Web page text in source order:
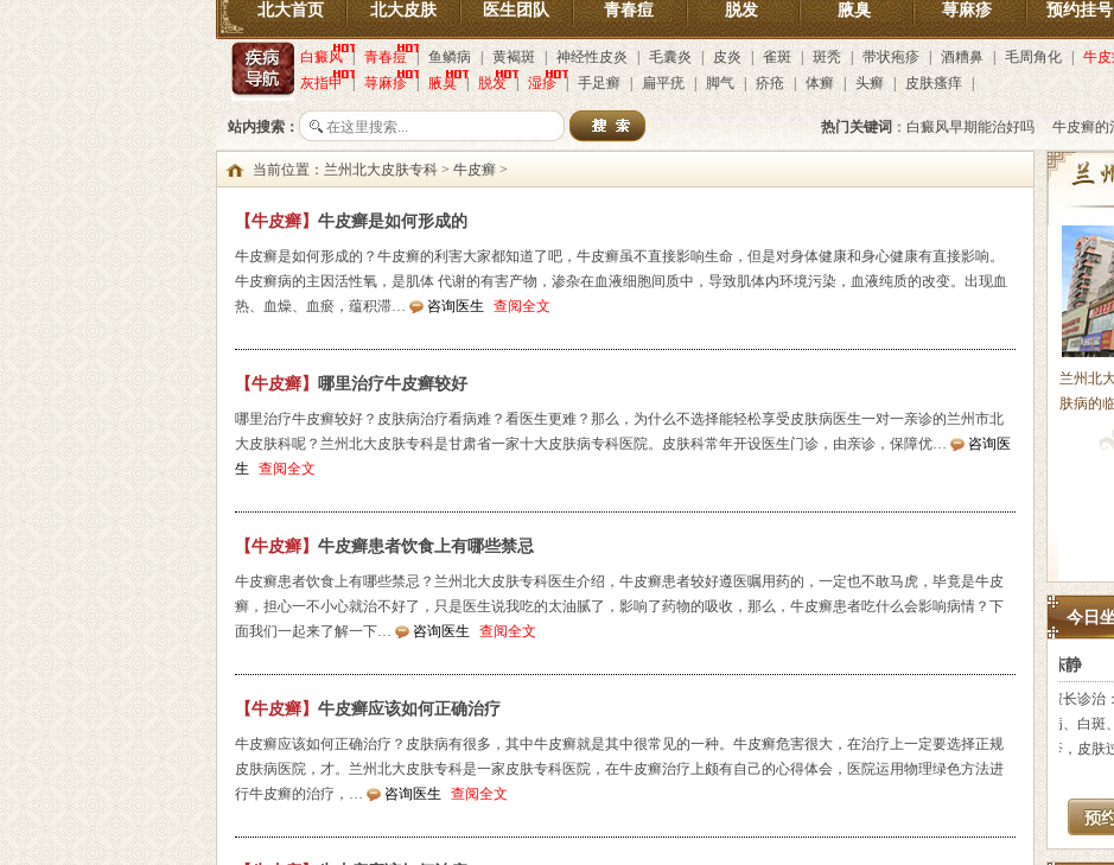
北大首页 北大皮肤 医生团队 青春痘 脱发 腋臭 荨麻疹 预约挂号
白癜风 | 青春痘 | 鱼鳞病 黄褐斑 | 神经性皮炎 | 毛囊炎 | 皮炎 雀斑 斑秃 带状疱疹 酒糟鼻 毛周角化 | 牛皮
灰指甲 | 荨麻疹 | 腋臭 | 脱发 | 湿疹 | 手足癣 扁平疣 脚气 疥疮 体癣 头癣 皮肤瘙痒
站内搜索： 热门关键词 ： 白癜风早期能治好吗 牛皮癣的
当前位置： 兰州北大皮肤专科 > 牛皮癣 >
【牛皮癣】 牛皮癣是如何形成的
牛皮癣是如何形成的？牛皮癣的利害大家都知道了吧，牛皮癣虽不直接影响生命，但是对身体健康和身心健康有直接影响。
牛皮癣病的主因活性氧，是肌体 代谢的有害产物，渗杂在血液细胞间质中，导致肌体内环境污染，血液纯质的改变。出现血
热、血燥、血瘀，蕴积滞…
咨询医生 查阅全文
【牛皮癣】 哪里治疗牛皮癣较好
哪里治疗牛皮癣较好？皮肤病治疗看病难？看医生更难？那么，为什么不选择能轻松享受皮肤病医生一对一亲诊的兰州市北
大皮肤科呢？兰州北大皮肤专科是甘肃省一家十大皮肤病专科医院。皮肤科常年开设医生门诊，由亲诊，保障优…
咨询医
生
查阅全文
【牛皮癣】 牛皮癣患者饮食上有哪些禁忌
牛皮癣患者饮食上有哪些禁忌？兰州北大皮肤专科医生介绍，牛皮癣患者较好遵医嘱用药的，一定也不敢马虎，毕竟是牛皮
癣，担心一不小心就治不好了，只是医生说我吃的太油腻了，影响了药物的吸收，那么，牛皮癣患者吃什么会影响病情？下
面我们一起来了解一下…
咨询医生 查阅全文
【牛皮癣】 牛皮癣应该如何正确治疗
牛皮癣应该如何正确治疗？皮肤病有很多，其中牛皮癣就是其中很常见的一种。牛皮癣危害很大，在治疗上一定要选择正规
皮肤病医院，才。兰州北大皮肤专科是一家皮肤专科医院，在牛皮癣治疗上颇有自己的心得体会，医院运用物理绿色方法进
行牛皮癣的治疗，…
咨询医生 查阅全文
兰州北
肤病的
今日